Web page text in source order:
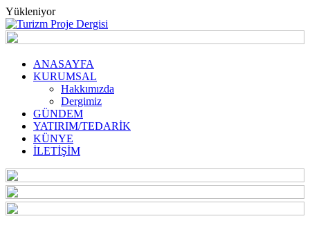
Yükleniyor
ANASAYFA
KURUMSAL
Hakkımızda
Dergimiz
GÜNDEM
YATIRIM/TEDARİK
KÜNYE
İLETİŞİM